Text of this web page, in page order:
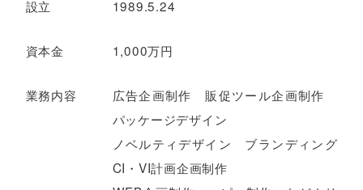
設立 1989.5.24
資本金 1,000万円
業務内容
広告企画制作 販促ツール企画制作
パッケージデザイン
ノベルティデザイン ブランディング
CI・VI計画企画制作